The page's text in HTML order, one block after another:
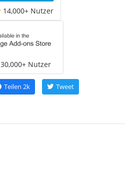
14,000+ Nutzer
30,000+ Nutzer
Teilen 2k Tweet